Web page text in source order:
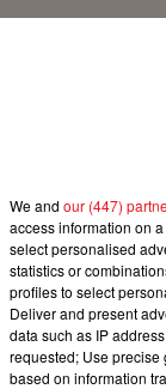
tous les jours
We and our (447)
access information on
select personalised
statistics or
profiles to select
Deliver and present
data such as IP
requested; Use precise
based on information